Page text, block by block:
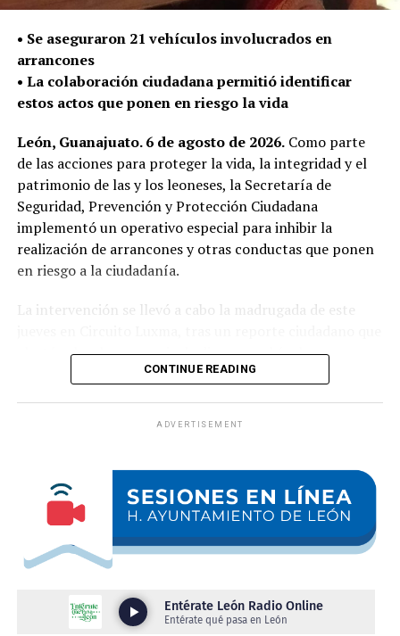
La Secretaría de Seguridad, Prevención y Protección
Ciudadana continúa con el despliegue policial en las
calles para detectar y retirar armas de fuego que puedan
ser utilizadas en la comisión de delitos y atender de
•⁠ ⁠Se aseguraron 21 vehículos involucrados en
arrancones
•⁠ ⁠La colaboración ciudadana permitió identificar
estos actos que ponen en riesgo la vida
León, Guanajuato. 6 de agosto de 2026.Como parte
de las acciones para proteger la vida, la integridad y el
patrimonio de las y los leoneses, la Secretaría de
Seguridad, Prevención y Protección Ciudadana
implementó un operativo especial para inhibir la
realización de arrancones y otras conductas que ponen
en riesgo a la ciudadanía.
La intervención se llevó a cabo la madrugada de este
alertó sobre la presencia de diversos vehículos
realizando competencias ilegales de velocidad.
y Policía Vial, logrando los siguientes resultados:
•⁠ ⁠3 motocicletas a pensión.
•⁠ ⁠2 personas presentadas por conducir bajo los influjos
del alcohol
Como parte del protocolo de actuación, a los
médica correspondiente para determinar su estado
CONTINUE READING
ADVERTISEMENT